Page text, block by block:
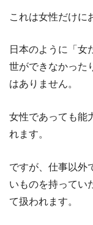
これは女性だけに
日本のように「女
世ができなかった
はありません。
女性であっても能
れます。
ですが、仕事以外
いものを持ってい
て扱われます。